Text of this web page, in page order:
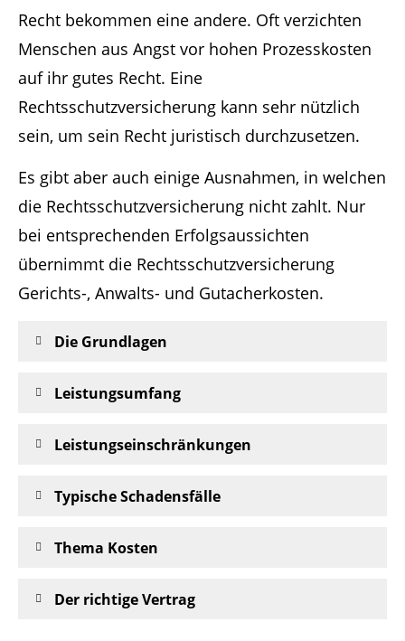
Recht bekommen eine andere. Oft verzichten
Menschen aus Angst vor hohen Prozesskosten
auf ihr gutes Recht. Eine
Rechtsschutzversicherung kann sehr nützlich
sein, um sein Recht juristisch durchzusetzen.
Es gibt aber auch einige Ausnahmen, in welchen
die Rechtsschutzversicherung nicht zahlt. Nur
bei entsprechenden Erfolgsaussichten
übernimmt die Rechtsschutzversicherung
Gerichts-, Anwalts- und Gutacherkosten.
Die Grundlagen
Leistungsumfang
Leistungseinschränkungen
Typische Schadensfälle
Thema Kosten
Der richtige Vertrag